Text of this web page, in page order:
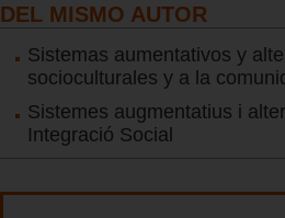
DEL MISMO AUTOR
Sistemas aumentativos y
socioculturales y a la
Sistemes augmentatius i
Integració Social